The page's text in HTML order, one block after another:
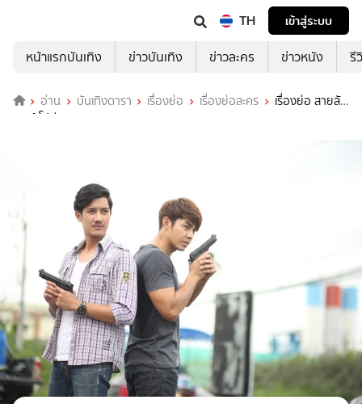
TH
เข้าสู่ระบบ
หน้าแรกบันเทิง
ข่าวบันเทิง ข่าวละคร ข่าวหนัง รี
อ่าน บันเทิงดารา เรื่องย่อ เรื่องย่อละคร
เรื่องย่อ สายลับ
เกมส์ โปม่อน008